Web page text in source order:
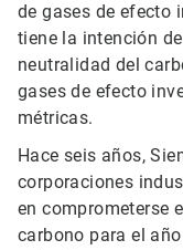
de gases de efecto
tiene la intención
neutralidad del
gases de efecto
métricas.
Hace seis años,
corporaciones
en comprometerse
carbono para el